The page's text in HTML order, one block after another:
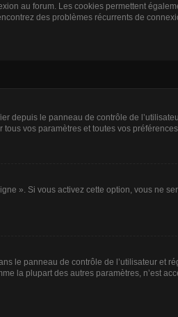
au forum. Les cookies permettent
des problèmes récurrents de
depuis le panneau de contrôle de
vos paramètres et toutes vos préférences.
». Si vous activez cette option, vous ne
le panneau de contrôle de l’utilisateur et
la plupart des autres paramètres, n’est